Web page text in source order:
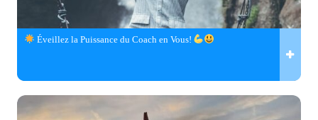
Éveillez la Puissance du Coach en Vous!